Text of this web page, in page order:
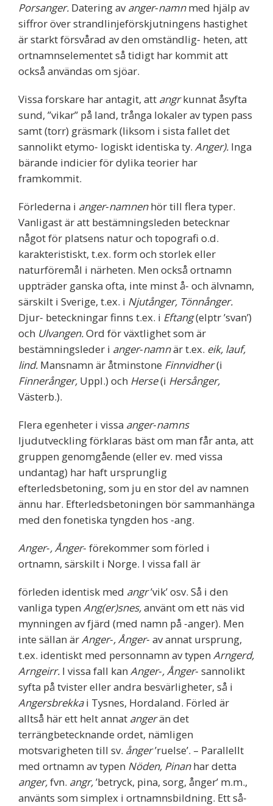
Porsanger. Datering avanger‐namnmed hjälp av
siffror över strandlinjeförskjutningens hastighet
är starkt försvårad av den omständlig‐ heten, att
ortnamnselementet så tidigt har kommit att
också användas om sjöar.
Vissa forskare har antagit, att angrkunnat åsyfta
sund, ”vikar” på land, trånga lokaler av typen pass
samt (torr) gräsmark (liksom i sista fallet det
sannolikt etymo‐ logiskt identiska ty. Anger). Inga
bärande indicier för dylika teorier har
framkommit.
Förlederna i anger‐namnenhör till flera typer.
Vanligast är att bestämningsleden betecknar
något för platsens natur och topografi o.d.
karakteristiskt, t.ex. form och storlek eller
naturföremål i närheten. Men också ortnamn
uppträder ganska ofta, inte minst å‐ och älvnamn,
särskilt i Sverige, t.ex. i Njutånger, Tönnånger.
Djur‐ beteckningar finns t.ex. i Eftang(elptr ’svan’)
och Ulvangen.Ord för växtlighet som är
bestämningsleder i anger‐namnär t.ex. eik, lauf,
lind. Mansnamn är åtminstone Finnvidher(i
Finnerånger, Uppl.) och Herse(i Hersånger,
Västerb.).
Flera egenheter i vissa anger‐namns
ljudutveckling förklaras bäst om man får anta, att
gruppen genomgående (eller ev. med vissa
undantag) har haft ursprunglig
efterledsbetoning, som ju en stor del av namnen
ännu har. Efterledsbetoningen bör sammanhänga
med den fonetiska tyngden hos ‐ang.
Anger‐, Ånger‐ förekommer som förled i
ortnamn, särskilt i Norge. I vissa fall är
förleden identisk med angr’vik’ osv. Så i den
vanliga typen Ang(er)snes,använt om ett näs vid
mynningen av fjärd (med namn på ‐anger). Men
inte sällan ärAnger‐, Ånger‐ av annat ursprung,
t.ex. identiskt med personnamn av typen Arngerd,
Arngeirr. I vissa fall kan Anger‐, Ånger‐ sannolikt
syfta på tvister eller andra besvärligheter, så i
Angersbrekkai Tysnes, Hordaland. Förled är
alltså här ett helt annat angerän det
terrängbetecknande ordet, nämligen
motsvarigheten till sv. ånger’ruelse’. – Parallellt
med ortnamn av typen Nöden, Pinanhar detta
anger,fvn. angr,’betryck, pina, sorg, ånger’ m.m.,
använts som simplex i ortnamnsbildning. Ett så‐